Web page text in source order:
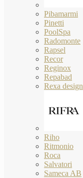
Pibamarmi
Pinetti
PoolSpa
Radomonte
Rapsel
Recor
Reginox
Repabad
Rexa design
Riho
Ritmonio
Roca
Salvatori
Sameca AB